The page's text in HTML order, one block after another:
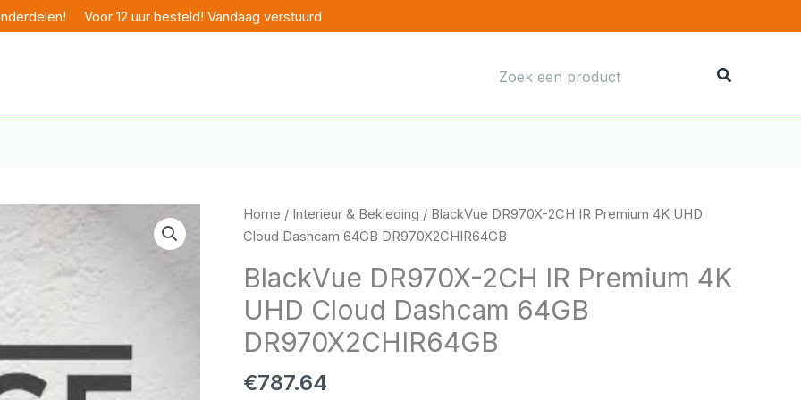
Voor 12 uur besteld! Vandaag verstuurd
naar:
Home / Interieur & Bekleding / BlackVue DR970X-2CH IR Premium 4K UHD
Cloud Dashcam 64GB DR970X2CHIR64GB
BlackVue DR970X-2CH IR Premium 4K
UHD Cloud Dashcam 64GB
DR970X2CHIR64GB
€787.64